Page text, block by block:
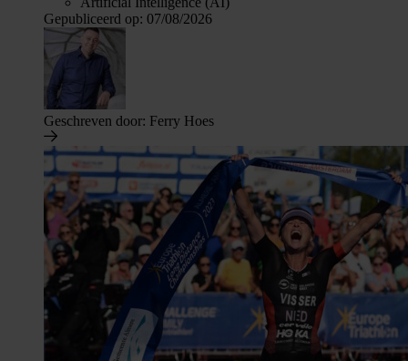
Gepubliceerd op: 07/08/2026
Geschreven door: Ferry Hoes